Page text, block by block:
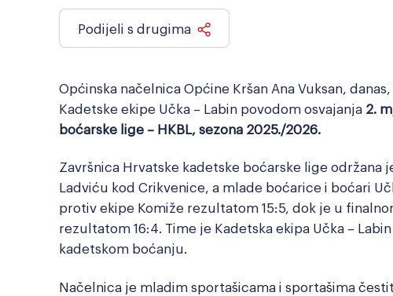
Podijeli s drugima
Općinska načelnica Općine Kršan Ana Vuksan,
Kadetske ekipe Učka – Labin povodom osvajanja 2.
boćarske lige – HKBL, sezona 2025./2026.
Završnica Hrvatske kadetske boćarske lige održana
Ladviću kod Crikvenice, a mlade boćarice i boćari
protiv ekipe Komiže rezultatom 15:5, dok je u
rezultatom 16:4. Time je Kadetska ekipa Učka –
kadetskom boćanju.
Načelnica je mladim sportašicama i sportašima